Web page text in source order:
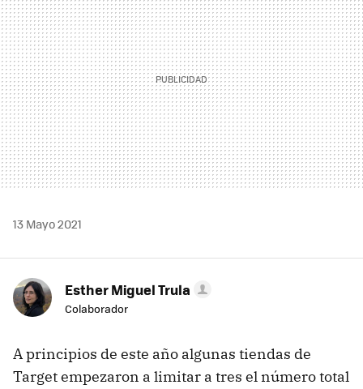
13 Mayo 2021
Esther Miguel Trula
Colaborador
A principios de este año algunas tiendas de
Target empezaron a limitar a tres el número total